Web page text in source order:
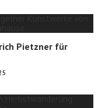
Pietzner für